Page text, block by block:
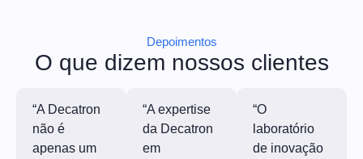
Depoimentos
O que dizem nossos clientes
“A Decatron
não é
apenas um
“A expertise
da Decatron
em
“O
laboratório
de inovação